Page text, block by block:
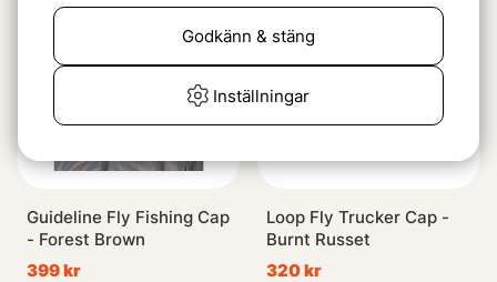
Guideline Fly Fishing Cap
- Forest Brown
399 kr
Loop Fly Trucker Cap -
Burnt Russet
320 kr
Inställningar
Godkänn & stäng